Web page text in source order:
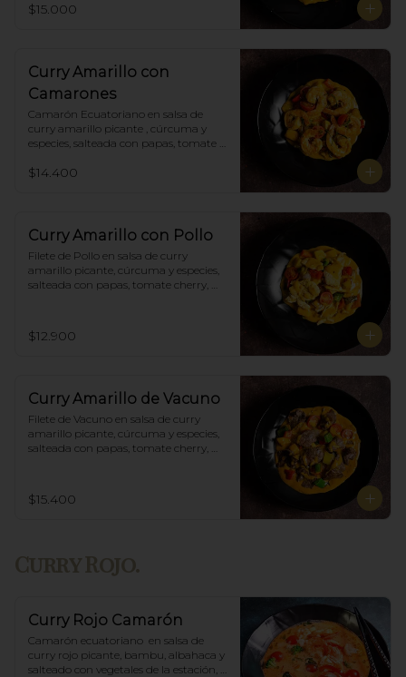
$15.000
Curry Amarillo con
Camarones
Camarón Ecuatoriano en salsa de
curry amarillo picante , cúrcuma y
especies, salteada con papas, tomate
arroz blanco.
$14.400
Curry Amarillo con Pollo
Filete de Pollo en salsa de curry
amarillo picante, cúrcuma y especies,
salteada con papas, tomate cherry,
$12.900
Curry Amarillo de Vacuno
Filete de Vacuno en salsa de curry
amarillo picante, cúrcuma y especies,
salteada con papas, tomate cherry,
$15.400
Curry Rojo.
Curry Rojo Camarón
Camarón ecuatoriano  en salsa de
curry rojo picante, bambu, albahaca y
salteado con vegetales de la estación,